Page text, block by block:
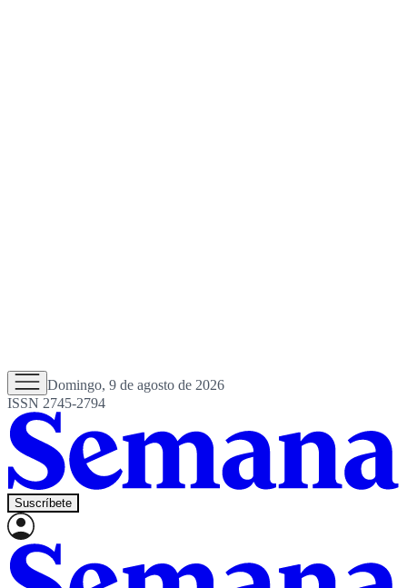
Domingo, 9 de agosto de 2026
ISSN 2745-2794
Suscríbete